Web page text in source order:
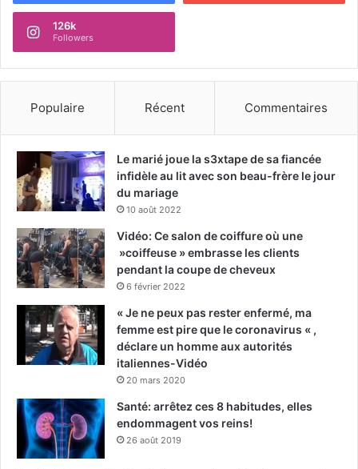
126k
Followers
Populaire Récent Commentaires
Le marié joue la s3xtape de sa fiancée
infidèle au lit avec son beau-frère le jour
du mariage
10 août 2022
Vidéo: Ce salon de coiffure où une
»coiffeuse » embrasse les clients
pendant la coupe de cheveux
6 février 2022
« Je ne peux pas rester enfermé, ma
femme est pire que le coronavirus « ,
déclare un homme aux autorités
italiennes-Vidéo
20 mars 2020
Santé: arrêtez ces 8 habitudes, elles
endommagent vos reins!
26 août 2019